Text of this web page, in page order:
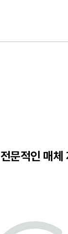
전문적인 매체